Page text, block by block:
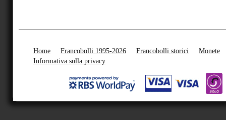
Home Francobolli 1995-2026 Francobolli storici
Monete
Informativa sulla privacy